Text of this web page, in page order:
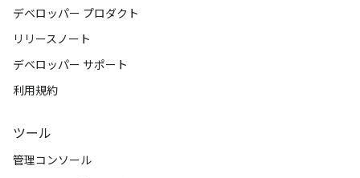
デベロッパー プロダクト
リリースノート
デベロッパー サポート
利用規約
ツール
管理コンソール